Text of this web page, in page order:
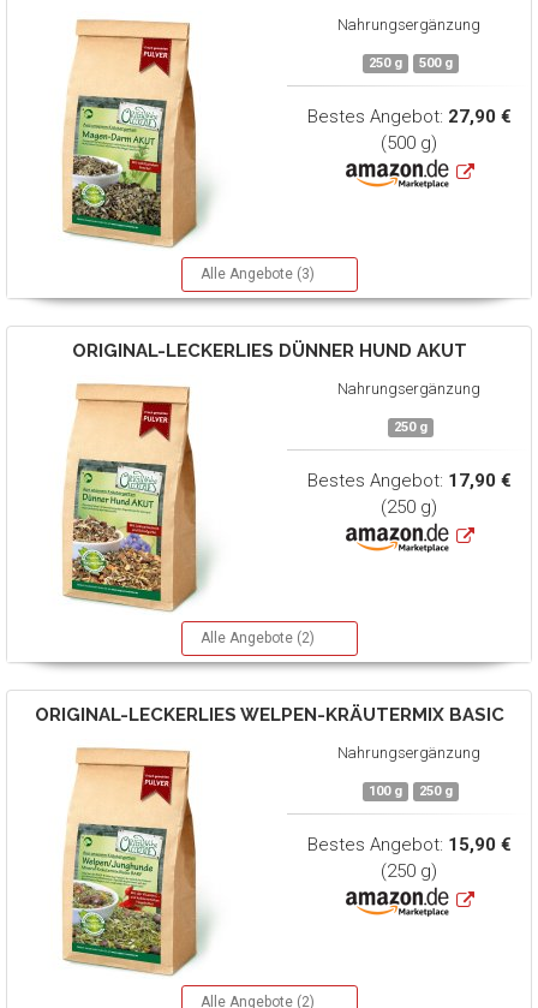
Nahrungsergänzung
250 g 500 g
Bestes Angebot: 27,90 €
(500 g)
Alle Angebote (3)
ORIGINAL-LECKERLIES DÜNNER HUND AKUT
Nahrungsergänzung
250 g
Bestes Angebot: 17,90 €
(250 g)
Alle Angebote (2)
ORIGINAL-LECKERLIES WELPEN-KRÄUTERMIX BASIC
Nahrungsergänzung
100 g 250 g
Bestes Angebot: 15,90 €
(250 g)
Alle Angebote (2)